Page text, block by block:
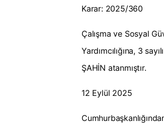
Karar: 2025/360
Çalışma ve Sosyal
Yardımcılığına, 3
ŞAHİN atanmıştır.
12 Eylül 2025